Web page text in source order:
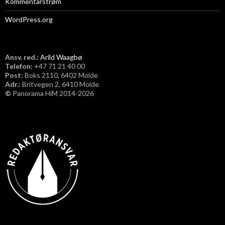
WordPress.org
Ansv. red.: Arild Waagbø
Telefon: ​+47 71 21 40 00
Post: Boks 2110, 6402 Molde
Adr.: Britvegen 2, 6410 Molde
© Panorama HiM 2014-2026